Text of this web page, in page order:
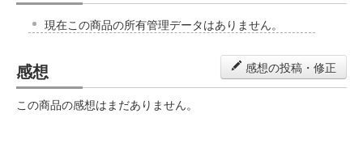
現在この商品の所有管理データはありません。
感想 感想の投稿・修正
この商品の感想はまだありません。